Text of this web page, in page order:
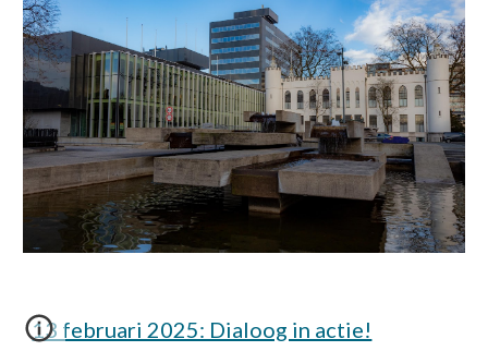
13 februari 2025: Dialoog in actie!